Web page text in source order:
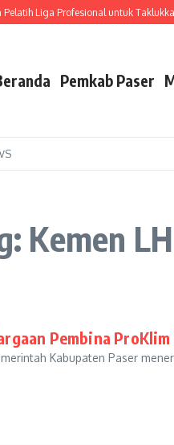
Liga Profesional untuk
Pemkab Paser
Kemen
Pembina
Kabupaten Paser